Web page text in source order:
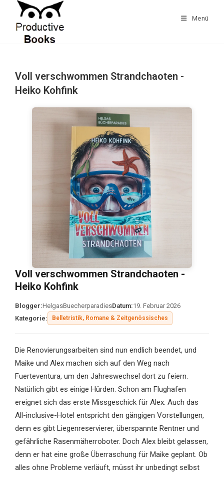
springen
Menü
Voll verschwommen Strandchaoten -
Heiko Kohfink
Voll verschwommen Strandchaoten -
Heiko Kohfink
Blogger:HelgasBuecherparadiesDatum:19. Februar 2026
Kategorie:
Belletristik, Romane & Zeitgenössisches
Die Renovierungsarbeiten sind nun endlich beendet, und
Maike und Alex machen sich auf den Weg nach
Fuerteventura, um den Jahreswechsel dort zu feiern.
Natürlich gibt es einige Hürden. Schon am Flughafen
ereignet sich das erste Missgeschick für Alex. Auch das
All-inclusive-Hotel entspricht den gängigen Vorstellungen,
denn es gibt Liegenreservierer, überspannte Rentner und
gefährliche Rasenmäherroboter. Doch Alex bleibt gelassen,
denn er hat eine große Überraschung für Maike geplant. Ob
alles ohne Probleme verläuft, müsst ihr unbedingt selbst